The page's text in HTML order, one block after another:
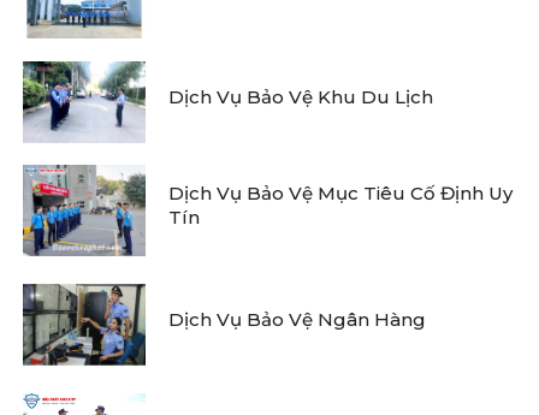
Dịch Vụ Bảo Vệ Khu Du Lịch
Dịch Vụ Bảo Vệ Mục Tiêu Cố Định Uy
Tín
Dịch Vụ Bảo Vệ Ngân Hàng